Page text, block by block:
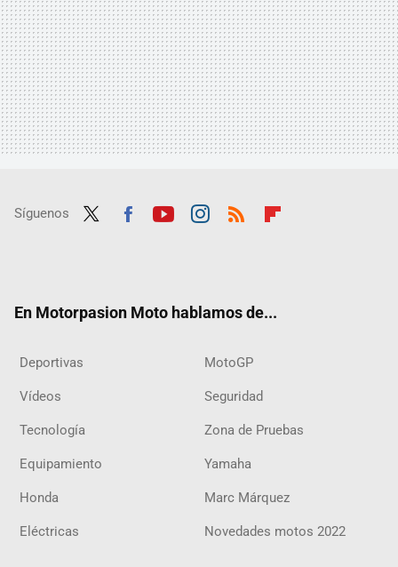
Síguenos
En Motorpasion Moto hablamos de...
Deportivas MotoGP
Vídeos Seguridad
Tecnología Zona de Pruebas
Equipamiento Yamaha
Honda Marc Márquez
Eléctricas Novedades motos 2022